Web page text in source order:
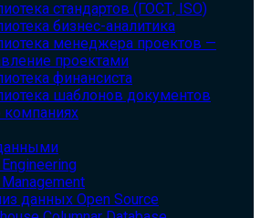
cтандартов (ГОСТ, ISO)
бизнес-аналитика
менеджера проектов —
проектами
финансиста
шаблонов документов
данных Open Source